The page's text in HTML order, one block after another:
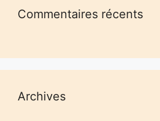
Commentaires récents
Archives